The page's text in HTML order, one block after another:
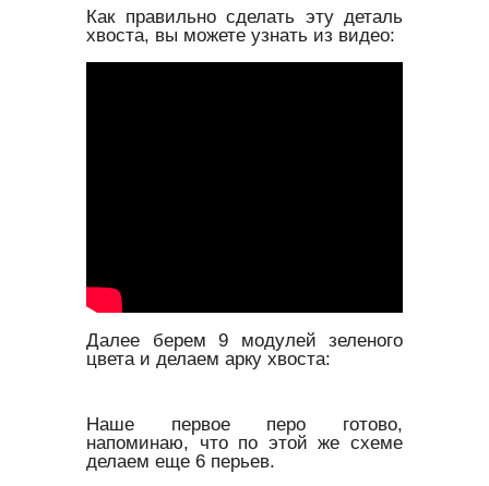
Как правильно сделать эту деталь
хвоста, вы можете узнать из видео:
Далее берем 9 модулей зеленого
цвета и делаем арку хвоста:
Наше первое перо готово,
напоминаю, что по этой же схеме
делаем еще 6 перьев.